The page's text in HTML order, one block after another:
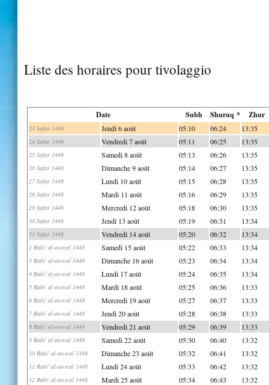
Liste des horaires pour tivolaggio
Date Subh Shuruq * Zhur
23 Safar 1448 Jeudi 6 août 05:10 06:24 13:35
24 Safar 1448 Vendredi 7 août 05:11 06:25 13:35
25 Safar 1448 Samedi 8 août 05:13 06:26 13:35
26 Safar 1448 Dimanche 9 août 05:14 06:27 13:35
27 Safar 1448 Lundi 10 août 05:15 06:28 13:35
28 Safar 1448 Mardi 11 août 05:16 06:29 13:35
29 Safar 1448 Mercredi 12 août 05:18 06:30 13:35
30 Safar 1448 Jeudi 13 août 05:19 06:31 13:34
31 Safar 1448 Vendredi 14 août 05:20 06:32 13:34
2 Rabi' al-awwal 1448 Samedi 15 août 05:22 06:33 13:34
3 Rabi' al-awwal 1448 Dimanche 16 août 05:23 06:34 13:34
4 Rabi' al-awwal 1448 Lundi 17 août 05:24 06:35 13:34
5 Rabi' al-awwal 1448 Mardi 18 août 05:25 06:36 13:33
6 Rabi' al-awwal 1448 Mercredi 19 août 05:27 06:37 13:33
7 Rabi' al-awwal 1448 Jeudi 20 août 05:28 06:38 13:33
8 Rabi' al-awwal 1448 Vendredi 21 août 05:29 06:39 13:33
9 Rabi' al-awwal 1448 Samedi 22 août 05:30 06:40 13:32
10 Rabi' al-awwal 1448 Dimanche 23 août 05:32 06:41 13:32
11 Rabi' al-awwal 1448 Lundi 24 août 05:33 06:42 13:32
12 Rabi' al-awwal 1448 Mardi 25 août 05:34 06:43 13:32